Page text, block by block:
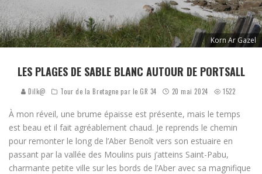
Korn Ar Gazel
LES PLAGES DE SABLE BLANC AUTOUR DE PORTSALL
Dilk@ Tour de la Bretagne par le GR 34 20 mai 2024 1522
À mon réveil, une brume épaisse est présente, mais le temps
est beau et il fait agréablement chaud. Je reprends le chemin
pour remonter le long de l’Aber Benoît vers son estuaire en
passant par la vallée des Moulins puis j’atteins Saint-Pabu,
charmante petite ville sur les bords de l’Aber avec sa magnifique